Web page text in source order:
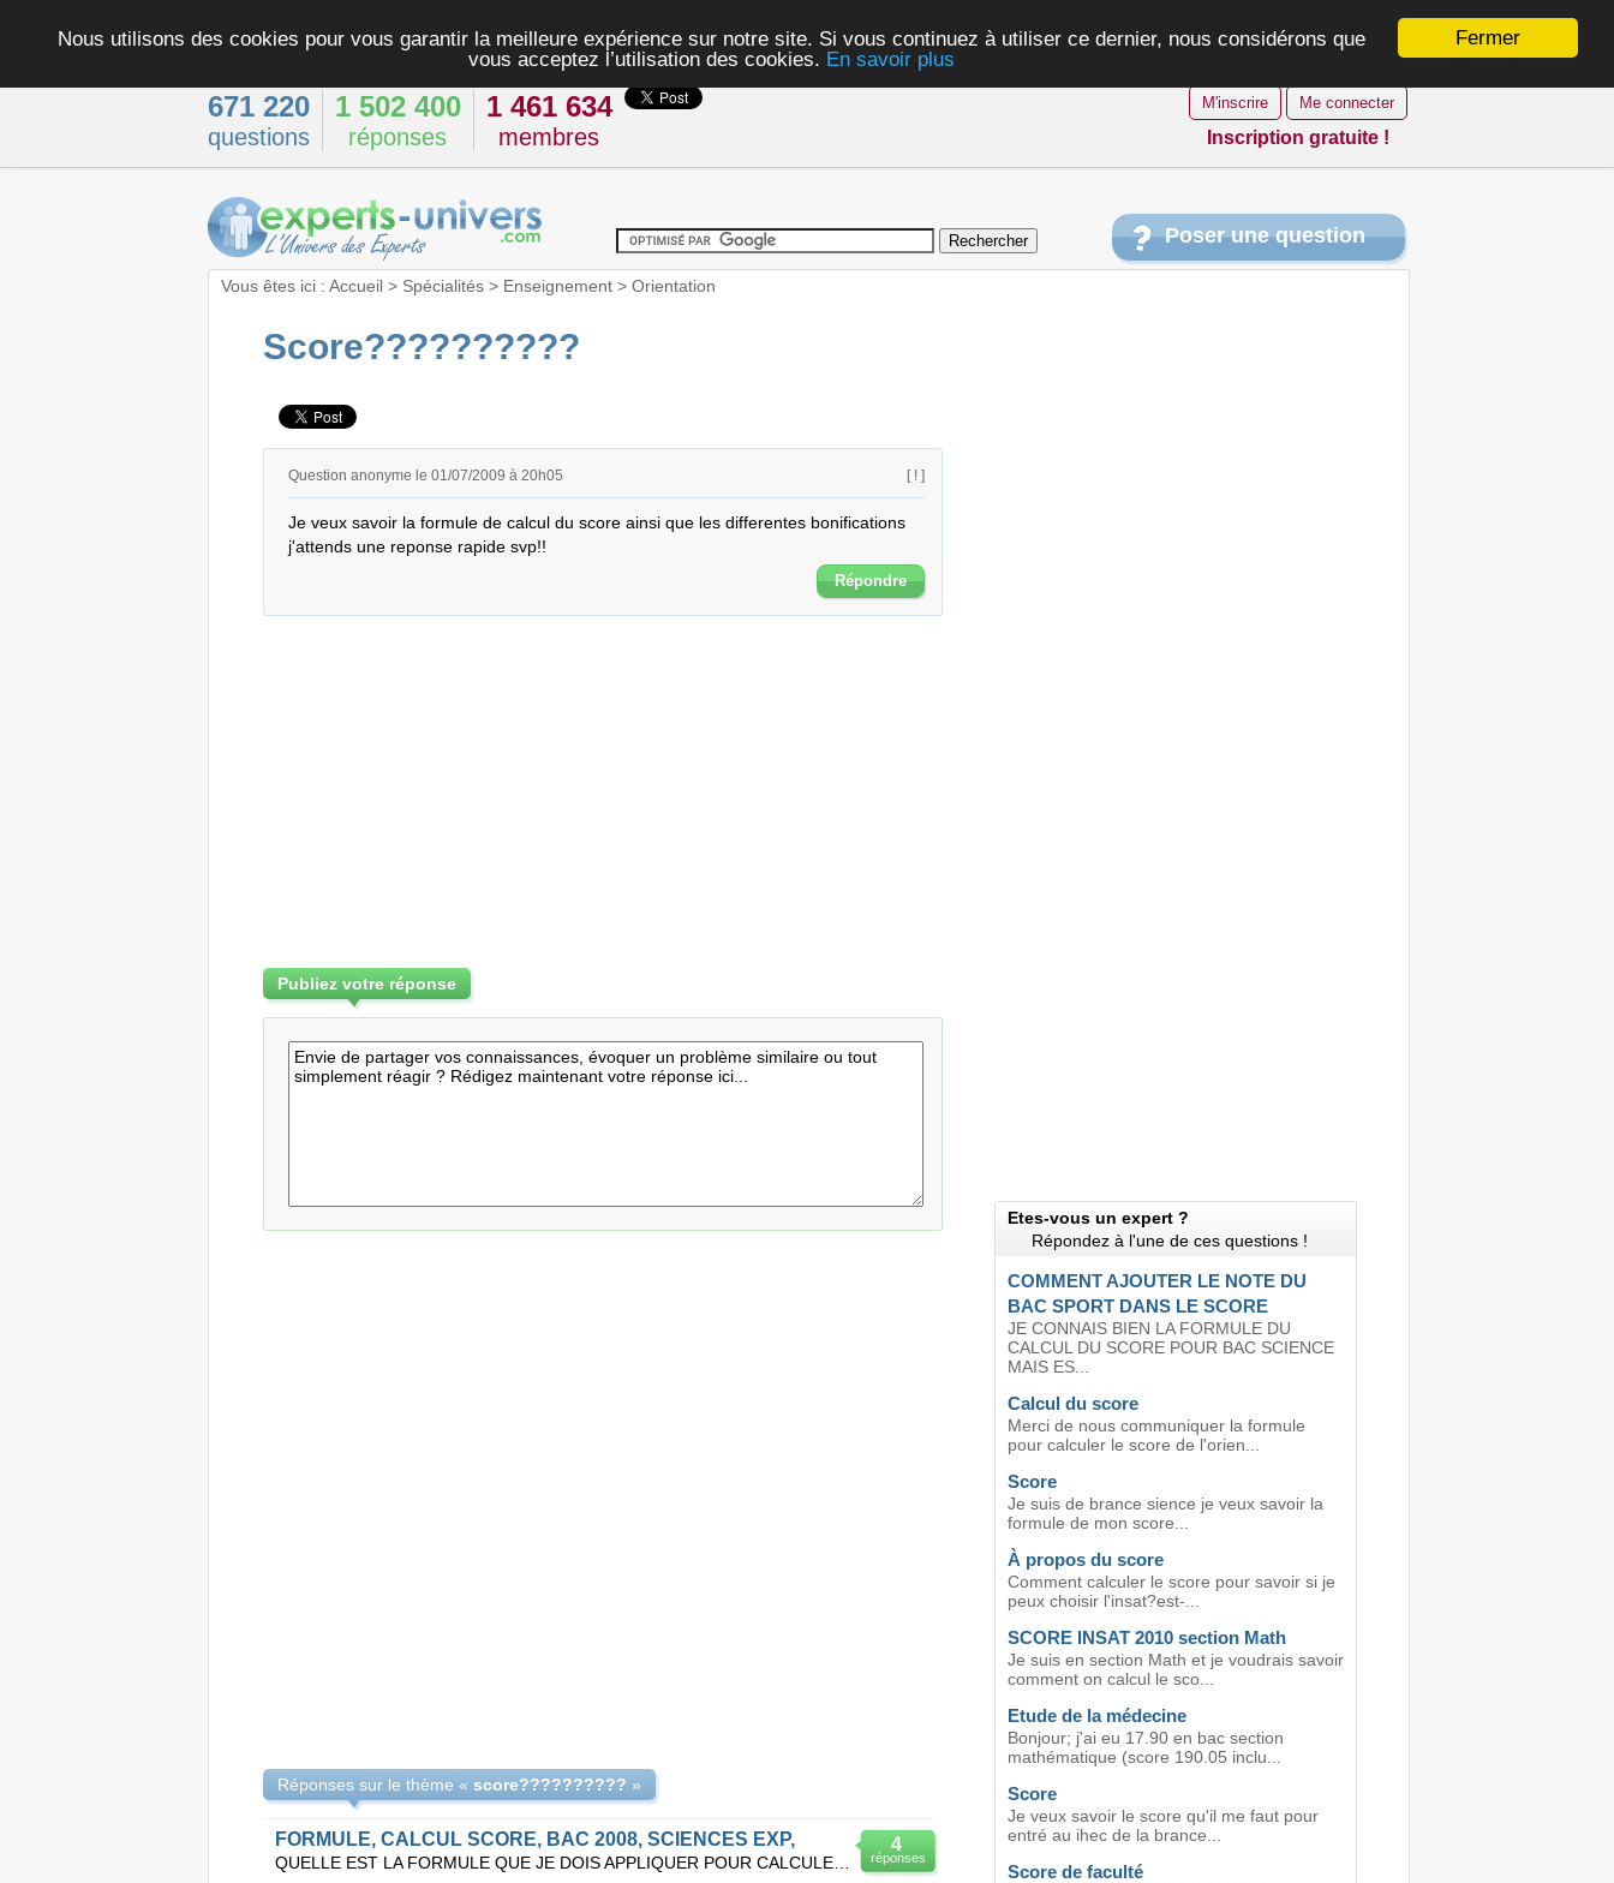
Fermer
Nous utilisons des cookies pour vous garantir la meilleure expérience sur notre site. Si vous continuez à utiliser ce dernier, nous considérons que
vous acceptez l’utilisation des cookies. En savoir plus
671 220
questions
1 502 400
réponses
1 461 634
membres
M'inscrire Me connecter
Inscription gratuite !
Poser une question
Vous êtes ici : Accueil> Spécialités> Enseignement> Orientation
Score??????????
Question anonyme le 01/07/2009 à 20h05 [ ! ]
Je veux savoir la formule de calcul du score ainsi que les differentes bonifications
j'attends une reponse rapide svp!!
Répondre
Publiez votre réponse
Réponses sur le thème « score?????????? »
4
réponses
FORMULE, CALCUL SCORE, BAC 2008, SCIENCES EXP,
QUELLE EST LA FORMULE QUE JE DOIS APPLIQUER POUR CALCULER MON SCORE D ORIENTATION BRANCHE SCIENCES E
Etes-vous un expert ?
Répondez à l'une de ces questions !
COMMENT AJOUTER LE NOTE DU
BAC SPORT DANS LE SCORE
JE CONNAIS BIEN LA FORMULE DU
CALCUL DU SCORE POUR BAC SCIENCE
MAIS ES...
Calcul du score
Merci de nous communiquer la formule
pour calculer le score de l'orien...
Score
Je suis de brance sience je veux savoir la
formule de mon score...
À propos du score
Comment calculer le score pour savoir si je
peux choisir l'insat?est-...
SCORE INSAT 2010 section Math
Je suis en section Math et je voudrais savoir
comment on calcul le sco...
Etude de la médecine
Bonjour; j'ai eu 17.90 en bac section
mathématique (score 190.05 inclu...
Score
Je veux savoir le score qu'il me faut pour
entré au ihec de la brance...
Score de faculté